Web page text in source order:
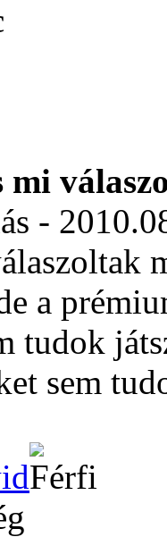
mi
-
a
tudok
sem